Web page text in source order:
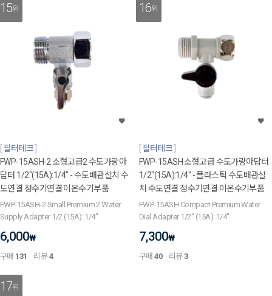
15위
필터테크
FWP-15ASH-2 소형고급2 수도가랑아
답터 1/2"(15A):1/4" - 수도배관설치 수
도연결 정수기연결 이온수기부품
FWP-15ASH-2 Small Premium 2 Water
Supply Adapter 1/2 (15A): 1/4"
6,000₩
구매 131 리뷰4
16위
필터테크
FWP-15ASH 소형고급 수도가랑아답터
1/2"(15A):1/4" - 플라스틱 수도배관설
치 수도연결 정수기연결 이온수기부품
FWP-15ASH Compact Premium Water
Dial Adapter 1/2" (15A): 1/4"
7,300₩
구매40 리뷰3
17위